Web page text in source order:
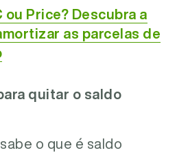
ou Price? Descubra a
as parcelas de
quitar o saldo
o que é saldo